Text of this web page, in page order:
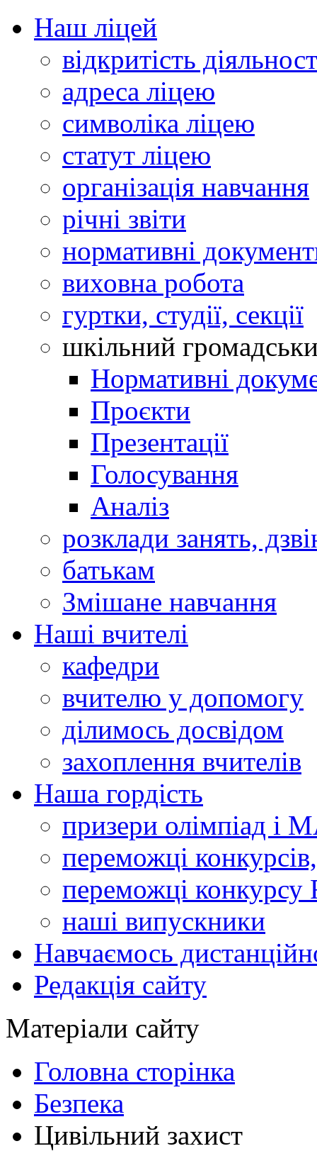
Наш ліцей
відкритість
адреса ліцею
символіка ліцею
статут ліцею
організація навчання
річні звіти
нормативні
виховна робота
гуртки, студії, секції
шкільний
Нормативні
Проєкти
Презентації
Голосування
Аналіз
розклади занять,
батькам
Змішане навчання
Наші вчителі
кафедри
вчителю у допомогу
ділимось досвідом
захоплення вчителів
Наша гордість
призери олімпіад і
переможці
переможці конкурсу
наші випускники
Навчаємось
Редакція сайту
Матеріали сайту
Головна сторінка
Безпека
Цивільний захист